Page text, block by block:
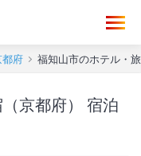
都府 福知山市のホテル・
府） 宿泊